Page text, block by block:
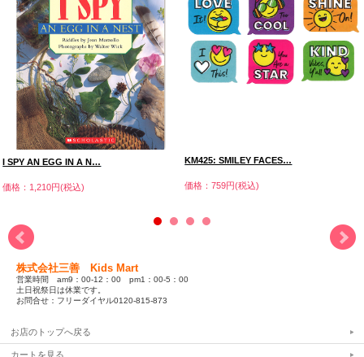
I SPY AN EGG IN A N…
価格：1,210円(税込)
KM425: SMILEY FACES…
価格：759円(税込)
株式会社三善 Kids Mart
営業時間 am9：00-12：00 pm1：00-5：00
土日祝祭日は休業です。
お問合せ：フリーダイヤル0120-815-873
お店のトップへ戻る
カートを見る